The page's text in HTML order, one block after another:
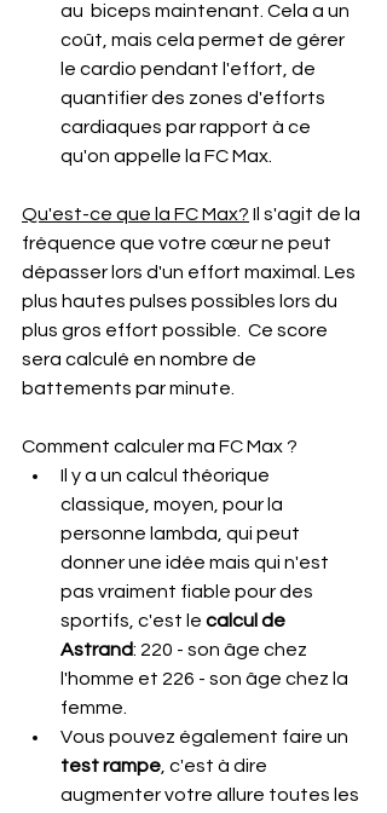
au  biceps maintenant. Cela a un
coût, mais cela permet de gérer
le cardio pendant l'effort, de
quantifier des zones d'efforts
cardiaques par rapport à ce
qu'on appelle la FC Max.
Qu'est-ce que la FC Max? Il s'agit de la
fréquence que votre cœur ne peut
dépasser lors d'un effort maximal. Les
plus hautes pulses possibles lors du
plus gros effort possible.  Ce score
sera calculé en nombre de
battements par minute.
Comment calculer ma FC Max ?
Il y a un calcul théorique
classique, moyen, pour la
personne lambda, qui peut
donner une idée mais qui n'est
pas vraiment fiable pour des
sportifs, c'est le calcul de
Astrand: 220 - son âge chez
l'homme et 226 - son âge chez la
femme.
Vous pouvez également faire un
test rampe , c'est à dire
augmenter votre allure toutes les